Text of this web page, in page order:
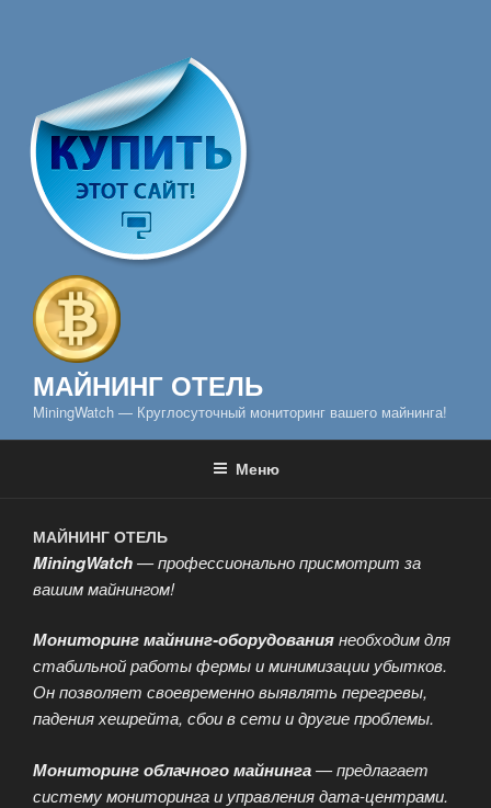
МАЙНИНГ ОТЕЛЬ
MiningWatch — Круглосуточный мониторинг вашего майнинга!
Меню
МАЙНИНГ ОТЕЛЬ
MiningWatch— профессионально присмотрит за
вашим майнингом!
Мониторинг майнинг-оборудованиянеобходим для
стабильной работы фермы и минимизации убытков.
Он позволяет своевременно выявлять перегревы,
падения хешрейта, сбои в сети и другие проблемы.
Мониторинг облачного майнинга— предлагает
систему мониторинга и управления дата-центрами.